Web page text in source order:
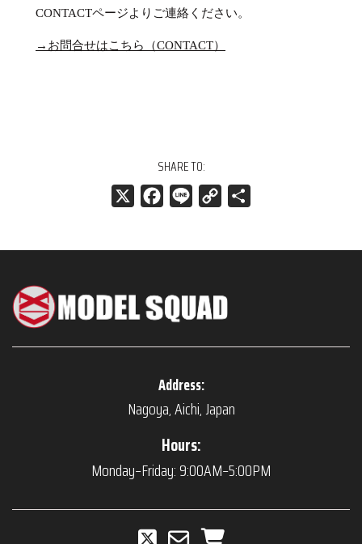
CONTACTページよりご連絡ください。
→お問合せはこちら（CONTACT）
SHARE TO:
X Facebook
Line
Copy
Address:
Nagoya, Aichi, Japan
Hours:
Monday–Friday: 9:00AM–5:00PM